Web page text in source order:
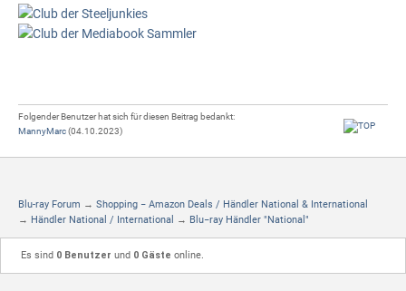
Folgender Benutzer hat sich für diesen Beitrag bedankt:
MannyMarc(04.10.2023)
Blu-ray Forum → Shopping − Amazon Deals / Händler National & International
→ Händler National / International → Blu−ray Händler "National"
Es sind 0 Benutzer und 0 Gäste online.